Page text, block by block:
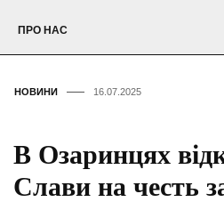
ПРО НАС
НОВИНИ 16.07.2025
В Озаринцях
Слави на честь